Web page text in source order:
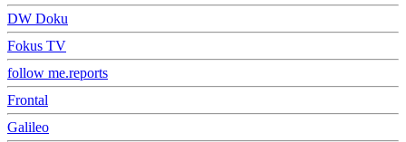
DW Doku
Fokus TV
follow me.reports
Frontal
Galileo